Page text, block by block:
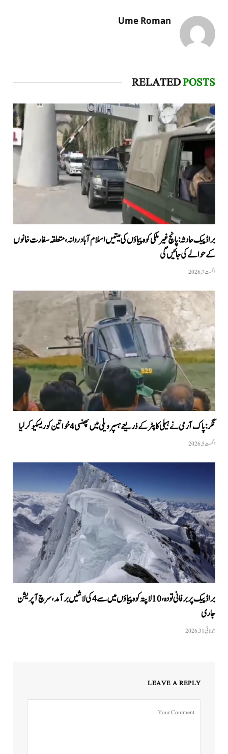
Ume Roman
RELATEDPOSTS
براڈ پیک حادثہ: پانچ غیر ملکی کوہ پیماؤں کی میتیں اسلام آباد روانہ، متعلقہ سفارت خانوں
کے حوالے کی جائیں گی
اگست 7, 2026
نگر: پاک آرمی نے ہیلی کاپٹر کے ذریعے ہسپر ویلی میں پھنسی 4 خواتین کو ریسکیو کرلیا
اگست 5, 2026
براڈ پیک پر برفانی تودہ، 10 لاپتہ کوہ پیماؤں میں سے 4 کی لاشیں برآمد، سرچ آپریشن
جاری
جولائی 31, 2026
LEAVE A REPLY